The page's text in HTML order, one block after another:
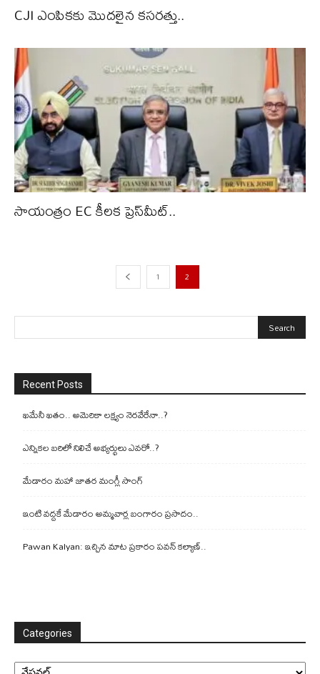
CJI ఎంపికకు మొదలైన కసరత్తు..
సాయంత్రం EC కీలక ప్రెస్‌మీట్..
1 2
Recent Posts
ఖమేనీ ఖతం.. అమెరికా లక్ష్యం నెరవేరేనా..?
ఎన్నికల బరిలో నిలిచే అభ్యర్థులు ఎవరో..?
మేడారం మహా జాతర మంగ్లీ సాంగ్
ఇంటి వద్దకే మేడారం అమ్మవార్ల బంగారం ప్రసాదం..
Pawan Kalyan: ఇచ్చిన మాట ప్రకారం పవన్ కల్యాణ్..
Categories
Categories